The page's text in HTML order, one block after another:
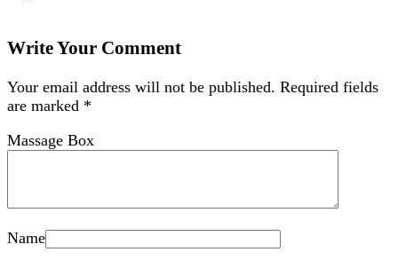
Write Your Comment
Your email address will not be published. Required fields
are marked *
Massage Box
Name